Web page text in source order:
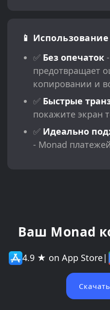
📱
✅ Без опечаток-
предотвращает
копировании и
✅ Быстрые
покажите экран
✅ Идеально
- Monad платежей
Ваш Monad
4.9 ★ on App Store|